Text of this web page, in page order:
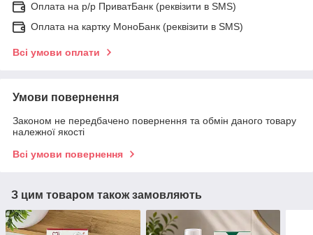
Оплата на р/р ПриватБанк (реквізити в SMS)
Оплата на картку МоноБанк (реквізити в SMS)
Всі умови оплати
Умови повернення
Законом не передбачено повернення та обмін даного товару
належної якості
Всі умови повернення
З цим товаром також замовляють